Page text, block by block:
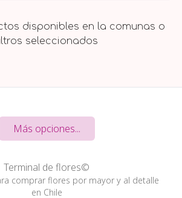
disponibles en la comunas o
seleccionados
Más opciones...
Terminal de flores©
comprar flores por mayor y al detalle
en Chile